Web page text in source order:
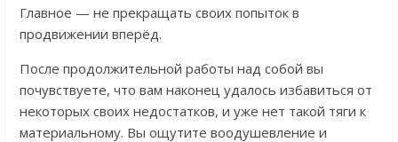
Главное — не прекращать своих попыток в
продвижении вперёд.
После продолжительной работы над собой вы
почувствуете, что вам наконец удалось избавиться от
некоторых своих недостатков, и уже нет такой тяги к
материальному. Вы ощутите воодушевление и